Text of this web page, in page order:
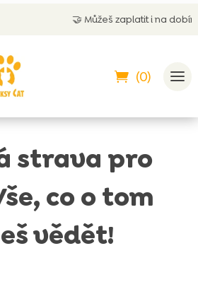
Můžeš zaplatit i na dobírku
(0)
strava pro
co o tom
vědět!